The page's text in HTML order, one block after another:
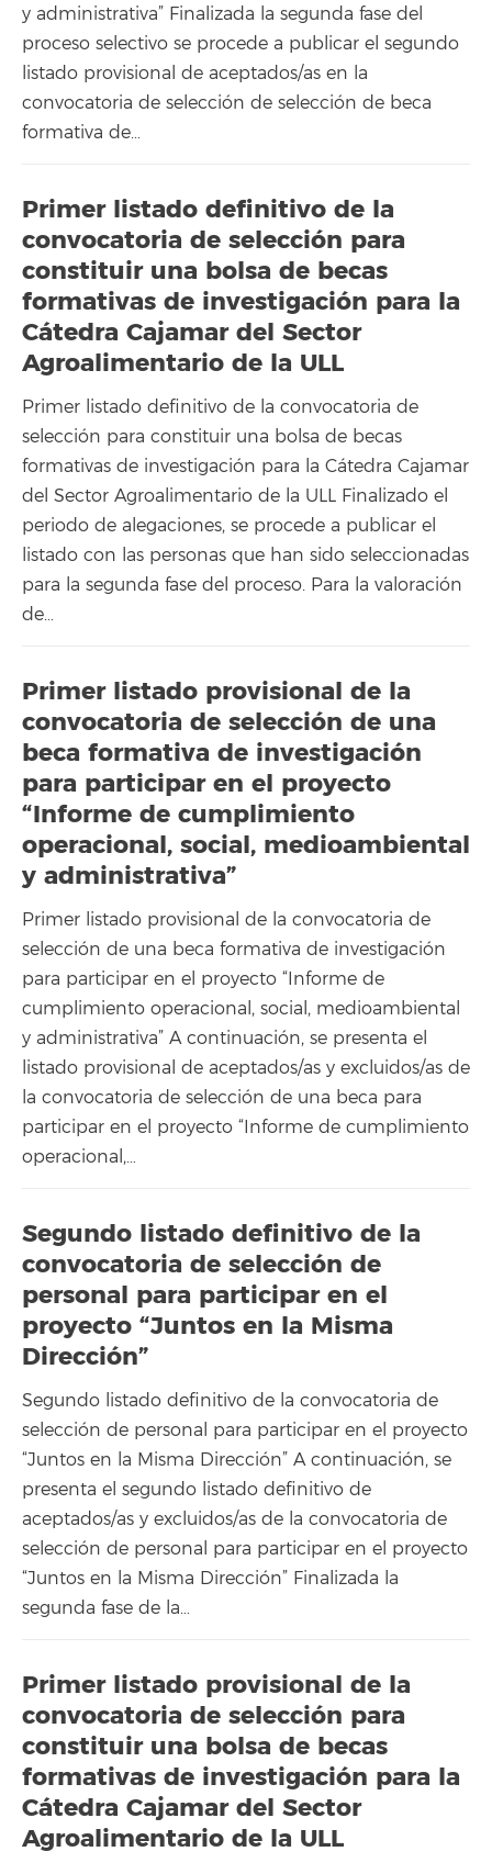
y administrativa” Finalizada la segunda fase del
proceso selectivo se procede a publicar el segundo
listado provisional de aceptados/as en la
convocatoria de selección de selección de beca
formativa de…
Primer listado definitivo de la
convocatoria de selección para
constituir una bolsa de becas
formativas de investigación para la
Cátedra Cajamar del Sector
Agroalimentario de la ULL
Primer listado definitivo de la convocatoria de
selección para constituir una bolsa de becas
formativas de investigación para la Cátedra Cajamar
del Sector Agroalimentario de la ULL Finalizado el
periodo de alegaciones, se procede a publicar el
listado con las personas que han sido seleccionadas
para la segunda fase del proceso. Para la valoración
de…
Primer listado provisional de la
convocatoria de selección de una
beca formativa de investigación
para participar en el proyecto
“Informe de cumplimiento
operacional, social, medioambiental
y administrativa”
Primer listado provisional de la convocatoria de
selección de una beca formativa de investigación
para participar en el proyecto “Informe de
cumplimiento operacional, social, medioambiental
y administrativa” A continuación, se presenta el
listado provisional de aceptados/as y excluidos/as de
la convocatoria de selección de una beca para
participar en el proyecto “Informe de cumplimiento
operacional,…
Segundo listado definitivo de la
convocatoria de selección de
personal para participar en el
proyecto “Juntos en la Misma
Dirección”
Segundo listado definitivo de la convocatoria de
selección de personal para participar en el proyecto
“Juntos en la Misma Dirección” A continuación, se
presenta el segundo listado definitivo de
aceptados/as y excluidos/as de la convocatoria de
selección de personal para participar en el proyecto
“Juntos en la Misma Dirección” Finalizada la
segunda fase de la…
Primer listado provisional de la
convocatoria de selección para
constituir una bolsa de becas
formativas de investigación para la
Cátedra Cajamar del Sector
Agroalimentario de la ULL